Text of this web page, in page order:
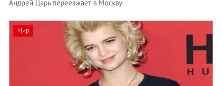
Андрей Царь переезжает в Москву
Мир